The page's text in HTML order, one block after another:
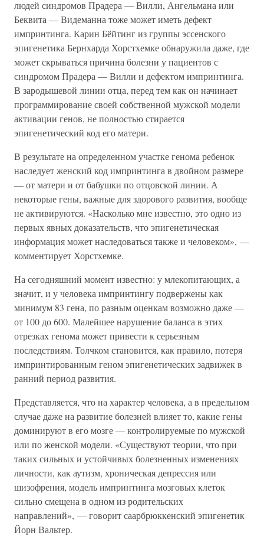
людей синдромов Прадера — Вилли, Ангельмана или
Беквита — Видеманна тоже может иметь дефект
импринтинга. Карин Бёйтинг из группы эссенского
эпигенетика Бернхарда Хорстхемке обнаружила даже, где
может скрываться причина болезни у пациентов с
синдромом Прадера — Вилли и дефектом импринтинга.
В зародышевой линии отца, перед тем как он начинает
программирование своей собственной мужской модели
активации генов, не полностью стирается
эпигенетический код его матери.
В результате на определенном участке генома ребенок
наследует женский код импринтинга в двойном размере
— от матери и от бабушки по отцовской линии. А
некоторые гены, важные для здорового развития, вообще
не активируются. «Насколько мне известно, это одно из
первых явных доказательств, что эпигенетическая
информация может наследоваться также и человеком», —
комментирует Хорстхемке.
На сегодняшний момент известно: у млекопитающих, а
значит, и у человека импринтингу подвержены как
минимум 83 гена, по разным оценкам возможно даже —
от 100 до 600. Малейшее нарушение баланса в этих
отрезках генома может привести к серьезным
последствиям. Толчком становится, как правило, потеря
импринтированным геном эпигенетических задвижек в
ранний период развития.
Представляется, что на характер человека, а в предельном
случае даже на развитие болезней влияет то, какие гены
доминируют в его мозге — контролируемые по мужской
или по женской модели. «Существуют теории, что при
таких сильных и устойчивых болезненных изменениях
личности, как аутизм, хроническая депрессия или
шизофрения, модель импринтинга мозговых клеток
сильно смещена в одном из родительских
направлений», — говорит саарбрюккенский эпигенетик
Йорн Вальтер.